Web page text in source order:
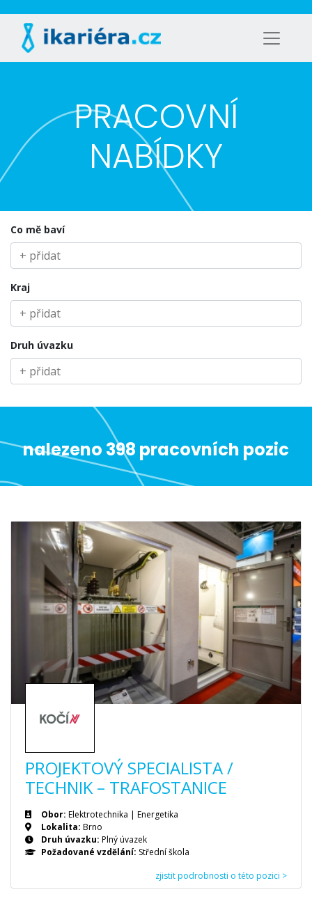
PRACOVNÍ
NABÍDKY
Co mě baví
Kraj
Druh úvazku
nalezeno 398 pracovních pozic
PROJEKTOVÝ SPECIALISTA /
TECHNIK – TRAFOSTANICE
Obor: Elektrotechnika | Energetika
Lokalita: Brno
Druh úvazku: Plný úvazek
Požadované vzdělání: Střední škola
zjistit podrobnosti o této pozici >